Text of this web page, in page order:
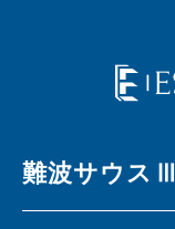
難波サウスⅢ